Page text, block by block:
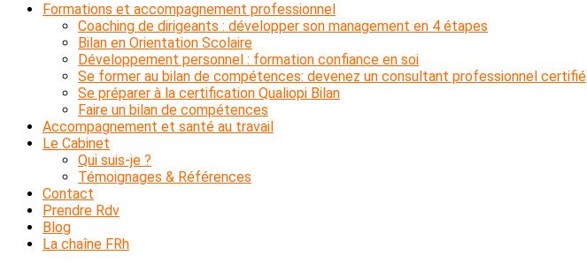
Formations et accompagnement professionnel
Coaching de dirigeants : développer son management en 4 étapes
Bilan en Orientation Scolaire
Développement personnel : formation confiance en soi
Se former au bilan de compétences: devenez un consultant professionnel certifié
Se préparer à la certification Qualiopi Bilan
Faire un bilan de compétences
Accompagnement et santé au travail
Le Cabinet
Qui suis-je ?
Témoignages & Références
Contact
Prendre Rdv
Blog
La chaîne FRh